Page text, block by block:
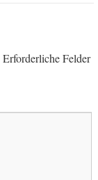
Erforderliche Felder